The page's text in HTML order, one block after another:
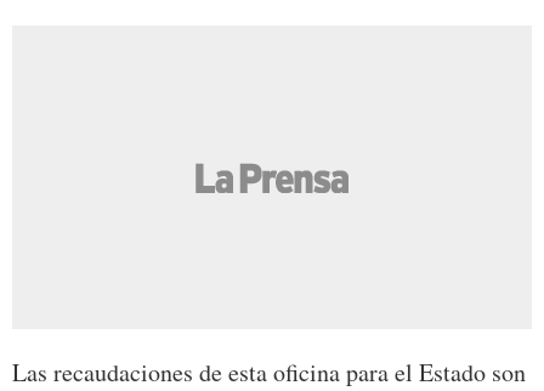
Las recaudaciones de esta oficina para el Estado son